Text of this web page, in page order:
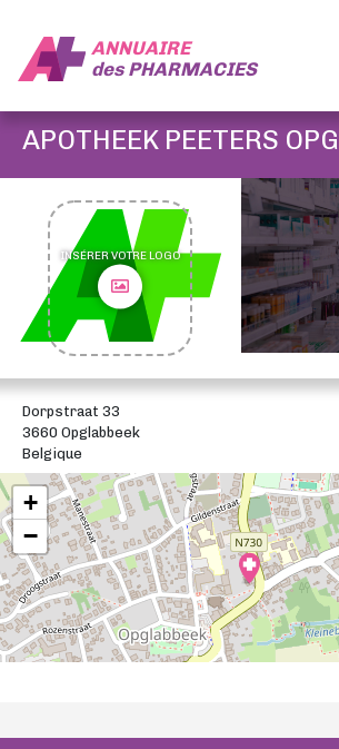
ANNUAIRE
desPHARMACIES
APOTHEEK PEETERS
INSÉRER VOTRE LOGO
Dorpstraat 33
3660 Opglabbeek
Belgique
+
−